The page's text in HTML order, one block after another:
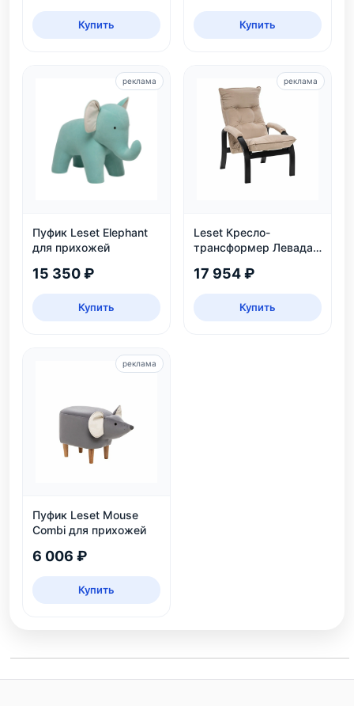
Купить Купить
Пуфик Leset Elephant
для прихожей
15 350 ₽
Купить
реклама
Leset Кресло-
трансформер Левада,
17 954 ₽
Купить
реклама
Пуфик Leset Mouse
Combi для прихожей
6 006 ₽
Купить
реклама